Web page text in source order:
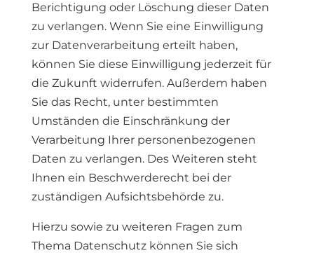
Berichtigung oder Löschung dieser Daten
zu verlangen. Wenn Sie eine Einwilligung
zur Datenverarbeitung erteilt haben,
können Sie diese Einwilligung jederzeit für
die Zukunft widerrufen. Außerdem haben
Sie das Recht, unter bestimmten
Umständen die Einschränkung der
Verarbeitung Ihrer personenbezogenen
Daten zu verlangen. Des Weiteren steht
Ihnen ein Beschwerderecht bei der
zuständigen Aufsichtsbehörde zu.
Hierzu sowie zu weiteren Fragen zum
Thema Datenschutz können Sie sich